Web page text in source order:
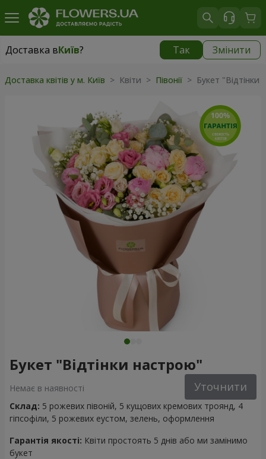
Доставка вКиїв? Так Змінити
Доставка вКиїв
Доставка квітів у м. Київ > Квіти > Півонії > Букет "Відтінки
Букет "Відтінки настрою"
Немає в наявності Уточнити
Склад: 5 рожевих півоній, 5 кущових кремових троянд, 4
гіпсофіли, 5 рожевих еустом, зелень, оформлення
Гарантія якості: Квіти простоять 5 днів або ми замінимо
букет